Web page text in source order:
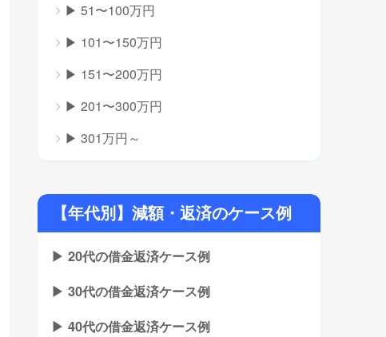
▶ 51〜100万円
▶ 101〜150万円
▶ 151〜200万円
▶ 201〜300万円
▶ 301万円～
【年代別】減額・返済のケース例
▶ 20代の借金返済ケース例
▶ 30代の借金返済ケース例
▶ 40代の借金返済ケース例